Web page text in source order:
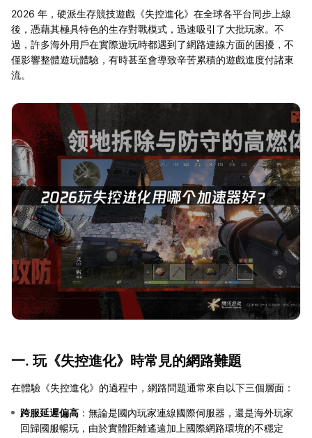
2026 年，硬派生存競技遊戲《失控進化》在全球各平台同步上線
後，憑藉其極具特色的生存對戰模式，迅速吸引了大批玩家。不
過，許多海外用戶在實際遊玩時都遇到了網路連線方面的困擾，不
僅影響整體遊玩體驗，有時甚至會導致辛苦累積的遊戲進度付諸東
流。
一. 玩《失控進化》時常見的網路難題
在體驗《失控進化》的過程中，網路問題通常來自以下三個層面：
跨服延遲偏高 ：無論是國內玩家連線國際伺服器，還是海外玩家
回歸國服暢玩，由於實體距離遙遠加上國際網路環境的不穩定